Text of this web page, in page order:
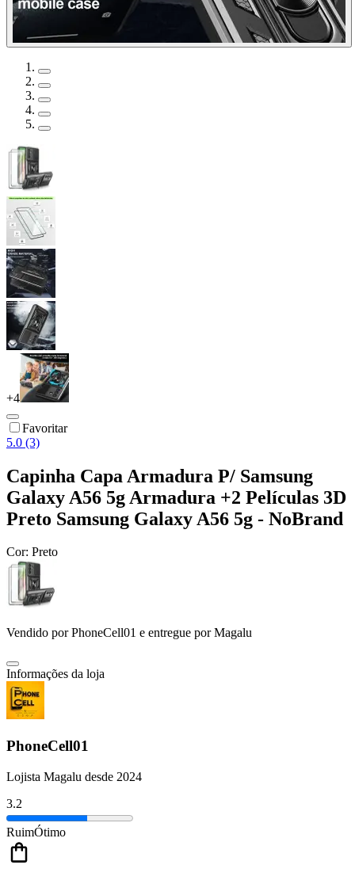
+4
Favoritar
5.0 (3)
Capinha Capa Armadura P/ Samsung
Galaxy A56 5g Armadura +2 Películas 3D
Preto Samsung Galaxy A56 5g - NoBrand
Cor: Preto
Vendido porPhoneCell01 e entregue por Magalu
Informações da loja
PhoneCell01
Lojista Magalu desde 2024
3.2
RuimÓtimo